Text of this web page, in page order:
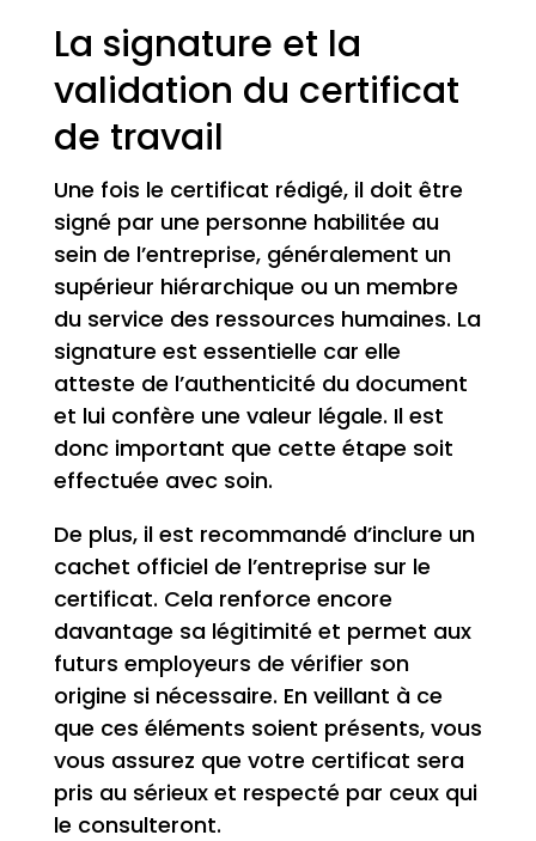
La signature et la
validation du certificat
de travail
Une fois le certificat rédigé, il doit être
signé par une personne habilitée au
sein de l’entreprise, généralement un
supérieur hiérarchique ou un membre
du service des ressources humaines. La
signature est essentielle car elle
atteste de l’authenticité du document
et lui confère une valeur légale. Il est
donc important que cette étape soit
effectuée avec soin.
De plus, il est recommandé d’inclure un
cachet officiel de l’entreprise sur le
certificat. Cela renforce encore
davantage sa légitimité et permet aux
futurs employeurs de vérifier son
origine si nécessaire. En veillant à ce
que ces éléments soient présents, vous
vous assurez que votre certificat sera
pris au sérieux et respecté par ceux qui
le consulteront.